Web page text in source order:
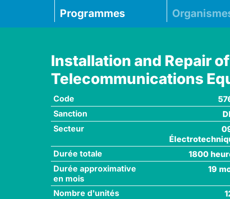
Programmes
Installation and Repair of
Telecommunications
Code
Sanction
Secteur
Durée totale
1800
Durée approximative
en mois
19
Nombre d'unités